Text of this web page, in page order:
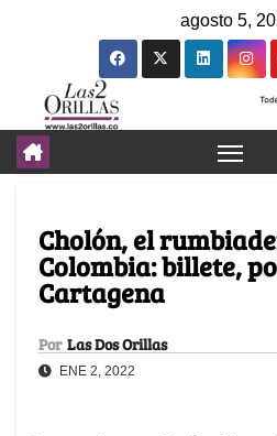
agosto 5,
Cholón, el
Colombia: billete,
Cartagena
Por Las Dos Orillas
ENE 2, 2022